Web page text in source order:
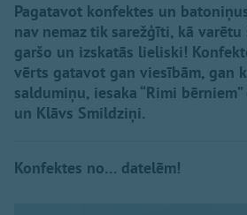
Pagatavot konfektes un
nav nemaz tik sarežģīti, kā
garšo un izskatās lieliski!
vērts gatavot gan viesībām, gan
saldumiņu, iesaka “Rimi
un Klāvs Smildziņi.
Konfektes no… datelēm!